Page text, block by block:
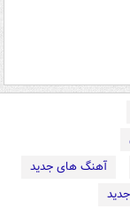
آهنگ های جدید